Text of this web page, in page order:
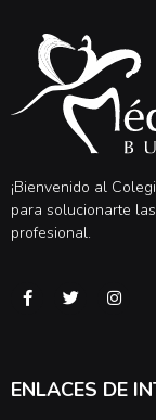
¡Bienvenido al
para solucionarte
profesional.
ENLACES DE